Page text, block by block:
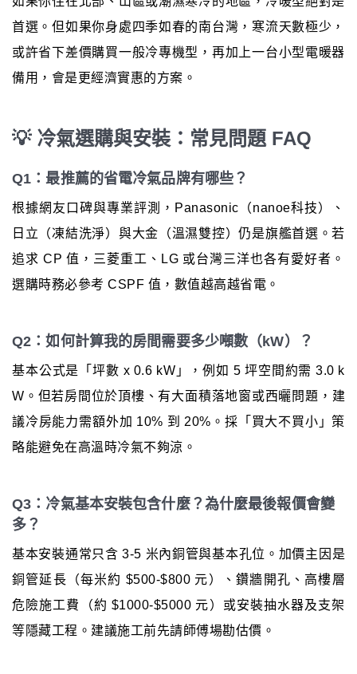
首選。但如果你身處四季如春的南台灣，寒流天數極少，
或許省下差價購買一般冷專機型，再加上一台小型電暖器
備用，會是更經濟實惠的方案。
💡 冷氣選購與安裝：常見問題 FAQ
Q1：最推薦的省電冷氣品牌有哪些？
根據網友口碑與專業評測，Panasonic（nanoe科技）、
日立（凍結洗淨）與大金（溫濕雙控）仍是旗艦首選。若
追求 CP 值，三菱重工、LG 或台灣三洋也各有愛好者。
選購時務必參考 CSPF 值，數值越高越省電。
Q2：如何計算我的房間需要多少噸數（kW）？
基本公式是「坪數 x 0.6 kW」，例如 5 坪空間約需 3.0 k
W。但若房間位於頂樓、有大面積落地窗或西曬問題，建
議冷房能力需額外加 10% 到 20%。採「買大不買小」策
略能避免在高溫時冷氣不夠涼。
Q3：冷氣基本安裝包含什麼？為什麼最後報價會變
多？
基本安裝通常只含 3-5 米內銅管與基本孔位。加價主因是
銅管延長（每米約 $500-$800 元）、鑽牆開孔、高樓層
危險施工費（約 $1000-$5000 元）或安裝抽水器及支架
等隱藏工程。建議施工前先請師傅場勘估價。